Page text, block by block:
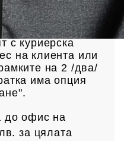
с куриерска
на клиента или
на 2 /два/
има опция
до офис на
за цялата